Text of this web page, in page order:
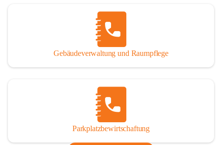
Gebäudeverwaltung und Raumpflege
Parkplatzbewirtschaftung